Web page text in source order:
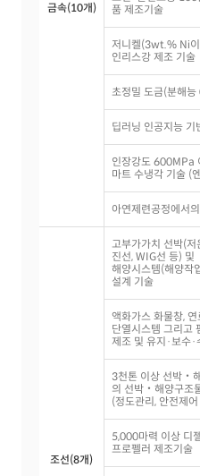
금속(10개)
품 제조기술
저니켈(3wt.% Ni
인리스강 제조 기술
초정밀 도금(분해
딥러닝 인공지능 기
인장강도 600MPa
마트 수냉각 기술 (
아연제련공정에서
조선(8개)
고부가가치 선박(저
진선, WIG선 등) 및
해양시스템(해양작
설계 기술
액화가스 화물창,
단열시스템 그리고
제조 및 유지·보수·
3천톤 이상 선박‧
의 선박‧해양구조
(정도관리, 안전제
5,000마력 이상 디
프로펠러 제조기술